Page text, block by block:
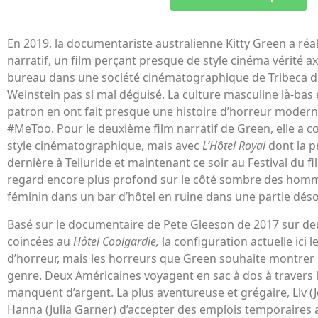
En 2019, la documentariste australienne Kitty Green a
narratif, un film perçant presque de style cinéma vérité
bureau dans une société cinématographique de Tribeca
Weinstein pas si mal déguisé. La culture masculine là-bas
patron en ont fait presque une histoire d’horreur
#MeToo. Pour le deuxième film narratif de Green, elle a
style cinématographique, mais avec L’Hôtel Royaldont la
dernière à Telluride et maintenant ce soir au Festival du
regard encore plus profond sur le côté sombre des
féminin dans un bar d’hôtel en ruine dans une partie
Basé sur le documentaire de Pete Gleeson de 2017 sur
coincées au Hôtel Coolgardie, la configuration actuelle ici
d’horreur, mais les horreurs que Green souhaite
genre. Deux Américaines voyagent en sac à dos à travers
manquent d’argent. La plus aventureuse et grégaire, Liv
Hanna (Julia Garner) d’accepter des emplois